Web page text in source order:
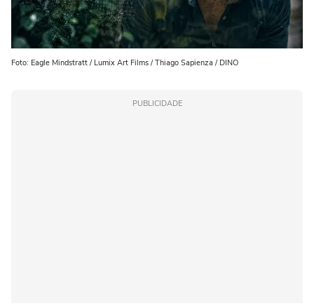
Foto: Eagle Mindstratt / Lumix Art Films / Thiago Sapienza / DINO
PUBLICIDADE